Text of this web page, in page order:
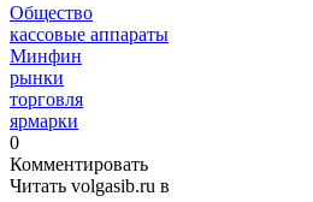
Общество
кассовые аппараты
Минфин
рынки
торговля
ярмарки
0
Комментировать
Читать volgasib.ru в